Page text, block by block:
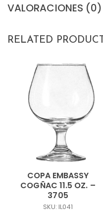
VALORACIONES (0)
RELATED
COPA EMBASSY
COGÑAC 11.5 OZ. –
3705
SKU: IL041